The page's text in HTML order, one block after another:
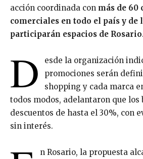
acción coordinada con más de 60
comerciales en todo el país y de
participarán espacios de Rosario.
D
esde la organización
promociones serán
shopping y cada marca
todos modos, adelantaron que los
descuentos de hasta el 30%, con
sin interés.
n Rosario, la propuesta